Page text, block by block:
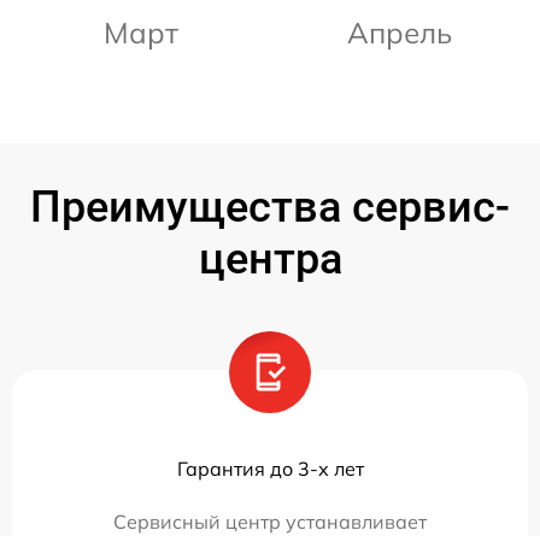
Март Апрель
Преимущества сервис-
центра
Гарантия до 3-х лет
Сервисный центр устанавливает